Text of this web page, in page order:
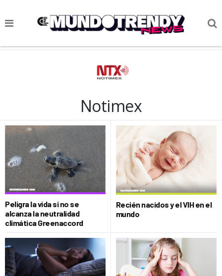
NOTICIAS
SOCIEDAD
CULTURIZANDO.COM
Notimex
Peligra la vida si no se
alcanza la neutralidad
climática Greenaccord
Recién nacidos y el VIH en el
mundo